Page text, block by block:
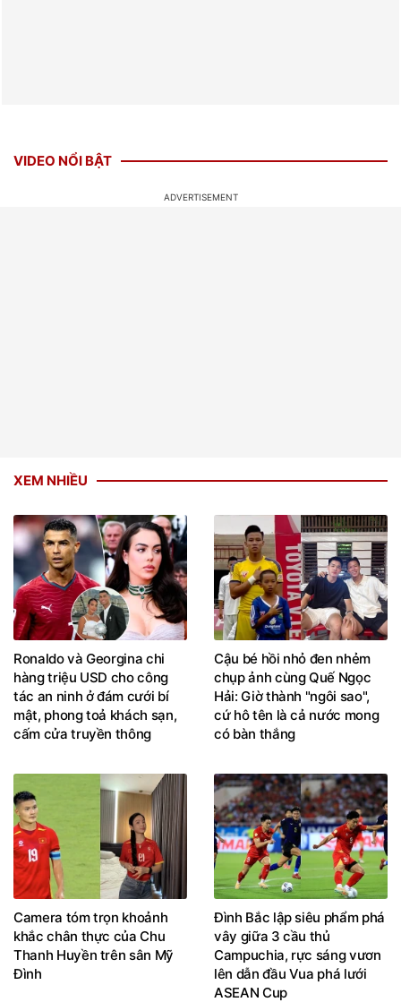
VIDEO NỔI BẬT
XEM NHIỀU
Ronaldo và Georgina chi
hàng triệu USD cho công
tác an ninh ở đám cưới bí
mật, phong toả khách sạn,
cấm cửa truyền thông
Cậu bé hồi nhỏ đen nhẻm
chụp ảnh cùng Quế Ngọc
Hải: Giờ thành "ngôi sao",
cứ hô tên là cả nước mong
có bàn thắng
Camera tóm trọn khoảnh
khắc chân thực của Chu
Thanh Huyền trên sân Mỹ
Đình
Đình Bắc lập siêu phẩm phá
vây giữa 3 cầu thủ
Campuchia, rực sáng vươn
lên dẫn đầu Vua phá lưới
ASEAN Cup